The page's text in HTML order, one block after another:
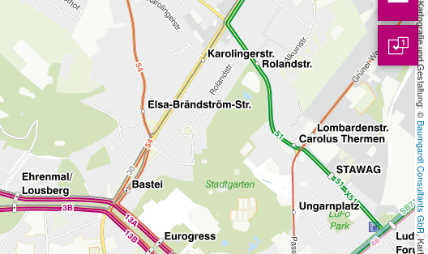
Kartografie und Gestaltung: ©
Baumgardt Consultants GbR
1